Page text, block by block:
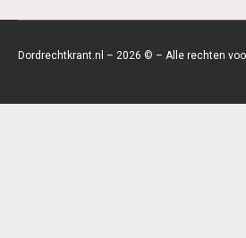
Dordrechtkrant.nl – 2026 © – Alle rechten